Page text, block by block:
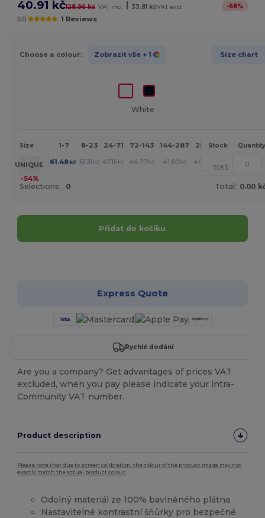
40.91 kč128.96 kč VAT incl. | 33.81 kčVAT excl. -68%
5.0 1 Reviews
Choose a colour: Zobrazit vše + 1 Size chart
White
Size 1-7 8-23 24-71 72-143 144-287 288 + More
Stock Quantity
UNIQUE
-54%
61.48kč 51.31 kč 47.15 kč 44.37 kč 41.60 kč 40.91 +
7053
Selections: 0 Total: 0.00
Přidat do košíku
Express Quote
Rychlé dodání
Are you a company? Get advantages of prices VAT
excluded, when you pay please indicate your intra-
Community VAT number.
Product description
Please note that due to screen calibration, the colour of the product image may not
exactly match the actual product colour.
Odolný materiál ze 100% bavlněného plátna
Nastavitelné kontrastní šňůrky pro bezpečné